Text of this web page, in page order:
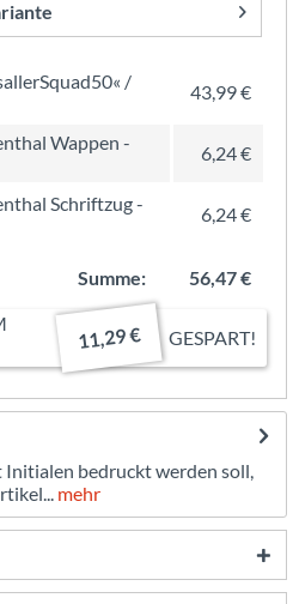
/
43,99 €
Wappen -
6,24 €
Schriftzug -
6,24 €
Summe:
56,47 €
11,29 € GESPART!
bedruckt werden soll,
mehr